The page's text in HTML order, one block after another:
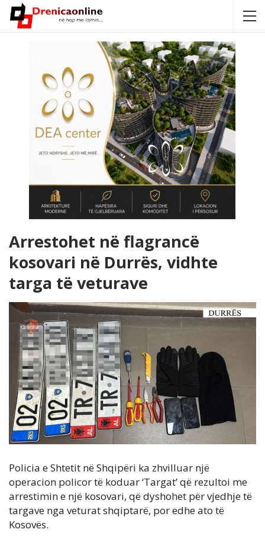
Arrestohet në flagrancë
kosovari në Durrës, vidhte
targa të veturave
Policia e Shtetit në Shqipëri ka zhvilluar një
operacion policor të koduar ‘Targat’ që rezultoi me
arrestimin e një kosovari, që dyshohet për vjedhje të
targave nga veturat shqiptarë, por edhe ato të
Kosovës.